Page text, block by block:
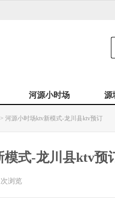
河源小时场 源
> 河源小时场ktv新模式-龙川县ktv预订
式-龙川县ktv预
次浏览